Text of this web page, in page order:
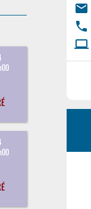
email
phone
laptop